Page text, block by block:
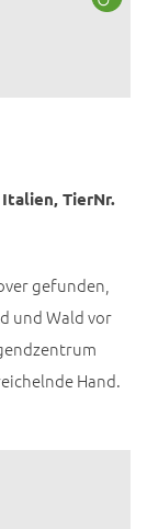
TierNr.
gefunden,
und Wald vor
Hand.